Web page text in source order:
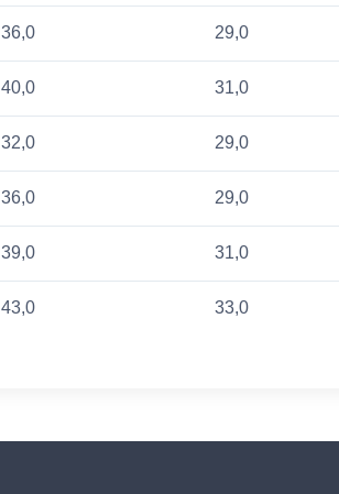
36,0 29,0
40,0 31,0
32,0 29,0
36,0 29,0
39,0 31,0
43,0 33,0